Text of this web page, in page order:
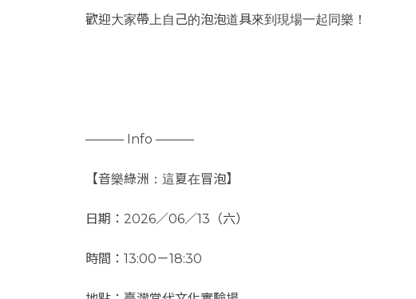
歡迎大家帶上自己的泡泡道具來到現場一起同樂！
——— Info ———
​【音樂綠洲：這夏在冒泡】
​日期：2026／06／13（六）
時間：13:00－18:30